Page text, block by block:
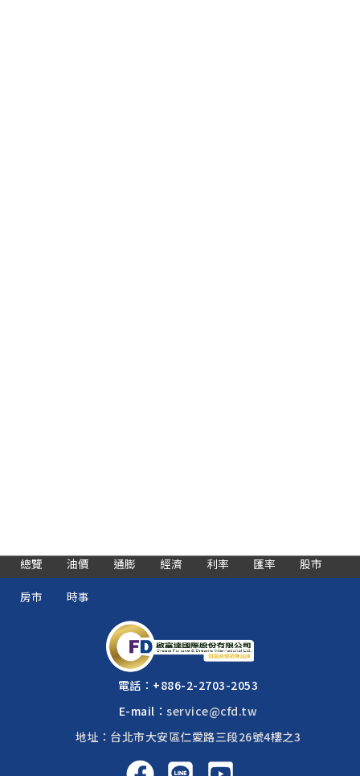
總覽 油價 通膨 經濟 利率 匯率 股市
房市 時事
電話： +886-2-2703-2053
E-mail：service@cfd.tw
地址：台北市大安區仁愛路三段26號4樓之3